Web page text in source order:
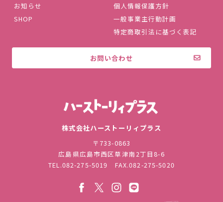
お知らせ
SHOP
個人情報保護方針
一般事業主行動計画
特定商取引法に基づく表記
お問い合わせ
株式会社ハーストーリィプラス
〒733-0863
広島県広島市西区草津南2丁目8-6
TEL.082-275-5019 FAX.082-275-5020